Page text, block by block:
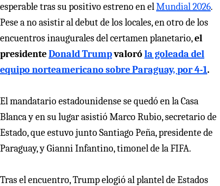
esperable tras su positivo estreno en elMundial 2026.
Pese a no asistir al debut de los locales, en otro de los
encuentros inaugurales del certamen planetario,el
presidenteDonald Trumpvaloró la goleada del
equipo norteamericano sobre Paraguay, por 4-1.
El mandatario estadounidense se quedó en la Casa
Blanca y en su lugar asistió Marco Rubio, secretario de
Estado, que estuvo junto Santiago Peña, presidente de
Paraguay, y Gianni Infantino, timonel de la FIFA.
Tras el encuentro, Trump elogió al plantel de Estados